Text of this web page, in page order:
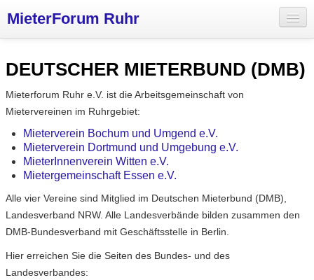
MieterForum Ruhr
Wohnungspolitik
Vermieter
Über uns
DEUTSCHER MIETERBUND (DMB)
Mieterforum Ruhr e.V. ist die Arbeitsgemeinschaft von
Mietervereinen im Ruhrgebiet:
Mieterverein Bochum und Umgend e.V.
Mieterverein Dortmund und Umgebung e.V.
MieterInnenverein Witten e.V.
Mietergemeinschaft Essen e.V.
Alle vier Vereine sind Mitglied im Deutschen Mieterbund (DMB),
Landesverband NRW. Alle Landesverbände bilden zusammen den
DMB-Bundesverband mit Geschäftsstelle in Berlin.
Hier erreichen Sie die Seiten des Bundes- und des
Landesverbandes: